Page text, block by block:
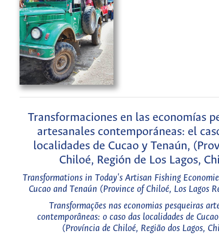
Transformaciones en las economías
artesanales contemporáneas: el
localidades de Cucao y Tenaún,
Chiloé, Región de Los Lagos,
Transformations in Today's Artisan Fishing
Cucao and Tenaún (Province of Chiloé, Los Lagos
Transformações nas economias pesqueiras
contemporâneas: o caso das localidades de
(Província de Chiloé, Região dos Lagos,